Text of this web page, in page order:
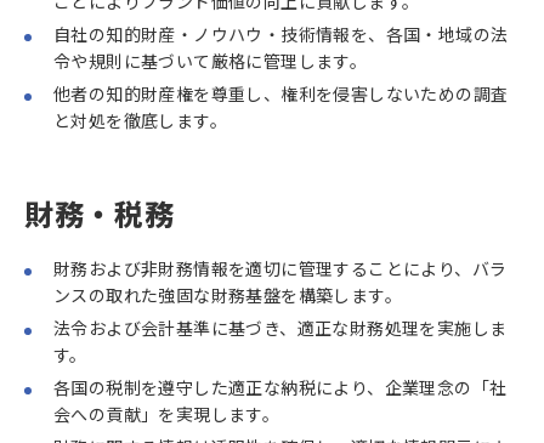
自社の知的財産・ノウハウ・技術情報を、各国・地域の法
令や規則に基づいて厳格に管理します。
他者の知的財産権を尊重し、権利を侵害しないための調査
と対処を徹底します。
財務・税務
財務および非財務情報を適切に管理することにより、バラ
ンスの取れた強固な財務基盤を構築します。
法令および会計基準に基づき、適正な財務処理を実施しま
す。
各国の税制を遵守した適正な納税により、企業理念の「社
会への貢献」を実現します。